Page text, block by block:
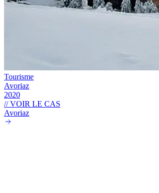
Tourisme
Avoriaz
2020
// VOIR LE CAS
Avoriaz